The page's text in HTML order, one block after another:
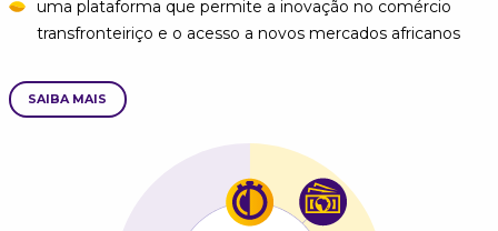
uma plataforma que permite a inovação no comércio
transfronteiriço e o acesso a novos mercados africanos
SAIBA MAIS